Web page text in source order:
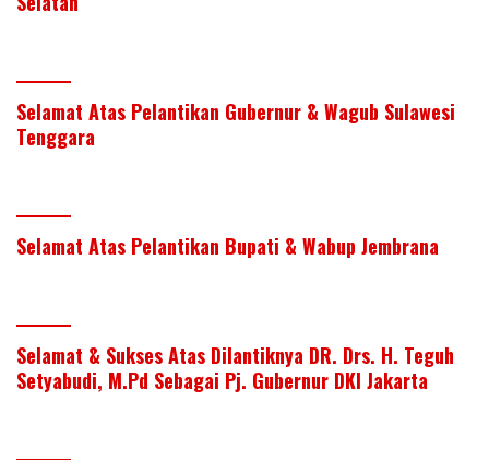
Selamat Atas Pelantikan Gubernur & Wagub Sulawesi
Tenggara
Selamat Atas Pelantikan Bupati & Wabup Jembrana
Selamat & Sukses Atas Dilantiknya DR. Drs. H. Teguh
Setyabudi, M.Pd Sebagai Pj. Gubernur DKI Jakarta